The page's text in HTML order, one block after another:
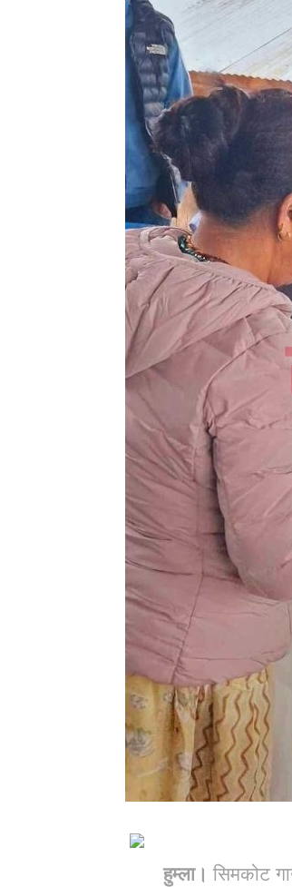
हुम्ला। सिमकोट